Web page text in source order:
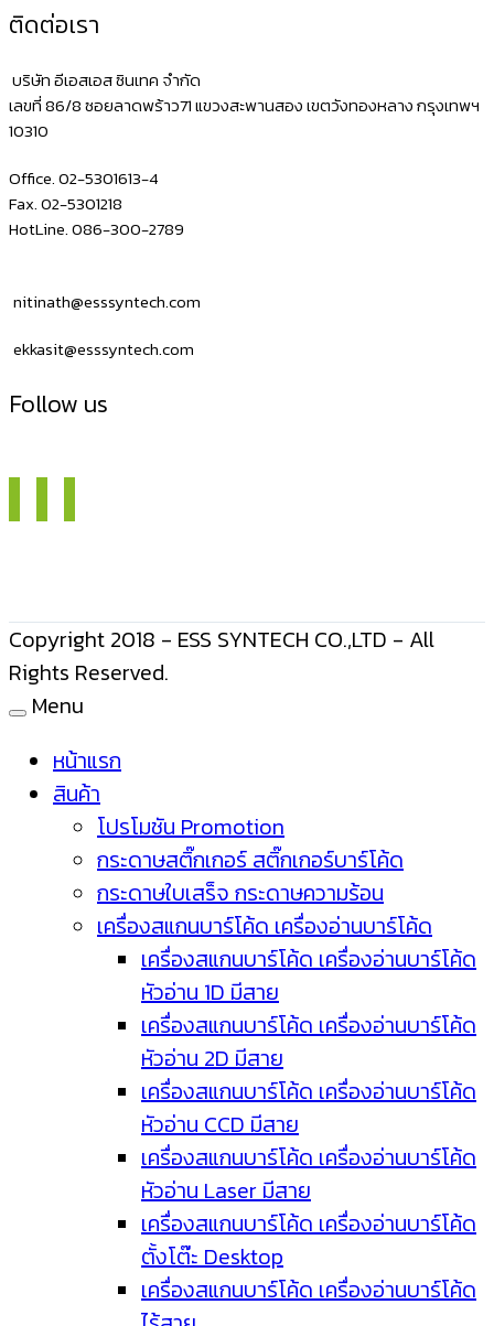
ติดต่อเรา
บริษัท อีเอสเอส ซินเทค จำกัด
เลขที่ 86/8 ซอยลาดพร้าว71 แขวงสะพานสอง เขตวังทองหลาง กรุงเทพฯ
10310
Office. 02-5301613-4
Fax. 02-5301218
HotLine. 086-300-2789
nitinath@esssyntech.com
ekkasit@esssyntech.com
Follow us
Copyright 2018 - ESS SYNTECH CO.,LTD - All
Rights Reserved.
Menu
หน้าแรก
สินค้า
โปรโมชัน Promotion
กระดาษสติ๊กเกอร์ สติ๊กเกอร์บาร์โค้ด
กระดาษใบเสร็จ กระดาษความร้อน
เครื่องสแกนบาร์โค้ด เครื่องอ่านบาร์โค้ด
เครื่องสแกนบาร์โค้ด เครื่องอ่านบาร์โค้ด
หัวอ่าน 1D มีสาย
เครื่องสแกนบาร์โค้ด เครื่องอ่านบาร์โค้ด
หัวอ่าน 2D มีสาย
เครื่องสแกนบาร์โค้ด เครื่องอ่านบาร์โค้ด
หัวอ่าน CCD มีสาย
เครื่องสแกนบาร์โค้ด เครื่องอ่านบาร์โค้ด
หัวอ่าน Laser มีสาย
เครื่องสแกนบาร์โค้ด เครื่องอ่านบาร์โค้ด
ตั้งโต๊ะ Desktop
เครื่องสแกนบาร์โค้ด เครื่องอ่านบาร์โค้ด